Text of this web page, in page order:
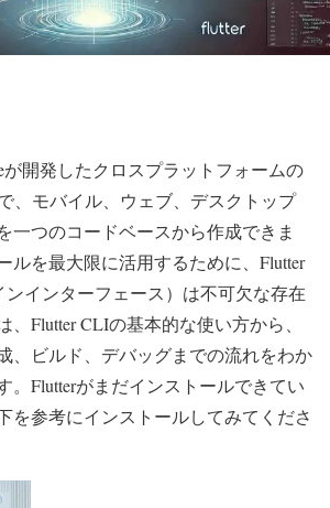
開発したクロスプラットフォームの
、モバイル、ウェブ、デスクトップ
一つのコードベースから作成できま
ルを最大限に活用するために、Flutter
インターフェース）は不可欠な存在
、Flutter CLIの基本的な使い方から、
、ビルド、デバッグまでの流れをわか
Flutterがまだインストールできてい
を参考にインストールしてみてくださ